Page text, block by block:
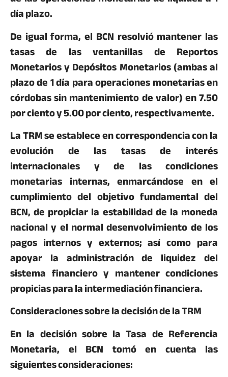
día plazo.
De igual forma, el BCN resolvió mantener las
tasas de las ventanillas de Reportos
Monetarios y Depósitos Monetarios (ambas al
plazo de 1 día para operaciones monetarias en
córdobas sin mantenimiento de valor) en 7.50
por ciento y 5.00 por ciento, respectivamente.
La TRM se establece en correspondencia con la
evolución de las tasas de interés
internacionales y de las condiciones
monetarias internas, enmarcándose en el
cumplimiento del objetivo fundamental del
BCN, de propiciar la estabilidad de la moneda
nacional y el normal desenvolvimiento de los
pagos internos y externos; así como para
apoyar la administración de liquidez del
sistema financiero y mantener condiciones
propicias para la intermediación financiera.
Consideraciones sobre la decisión de la TRM
En la decisión sobre la Tasa de Referencia
Monetaria, el BCN tomó en cuenta las
siguientes consideraciones: